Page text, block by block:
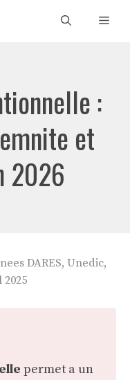
:
et
2026
DARES, Unedic,
permet a un